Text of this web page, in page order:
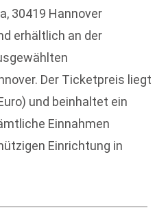
30419 Hannover
erhältlich an der
Der Ticketpreis liegt
und beinhaltet ein
Einnahmen
Einrichtung in